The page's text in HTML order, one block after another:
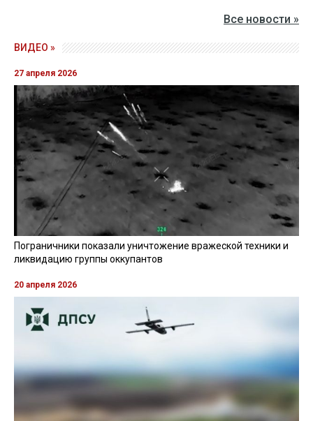
Все новости »
ВИДЕО »
27 апреля 2026
Пограничники показали уничтожение вражеской техники и
ликвидацию группы оккупантов
20 апреля 2026